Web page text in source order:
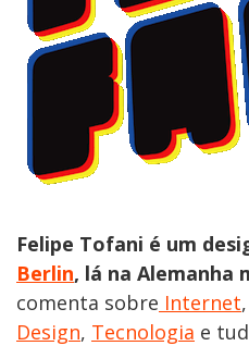
Felipe Tofani é um
Berlin, lá na Alemanha
comenta sobre Internet,
Design, Tecnologia e